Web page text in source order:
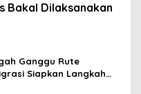
Bakal Dilaksanakan
Ganggu Rute
Siapkan Langkah